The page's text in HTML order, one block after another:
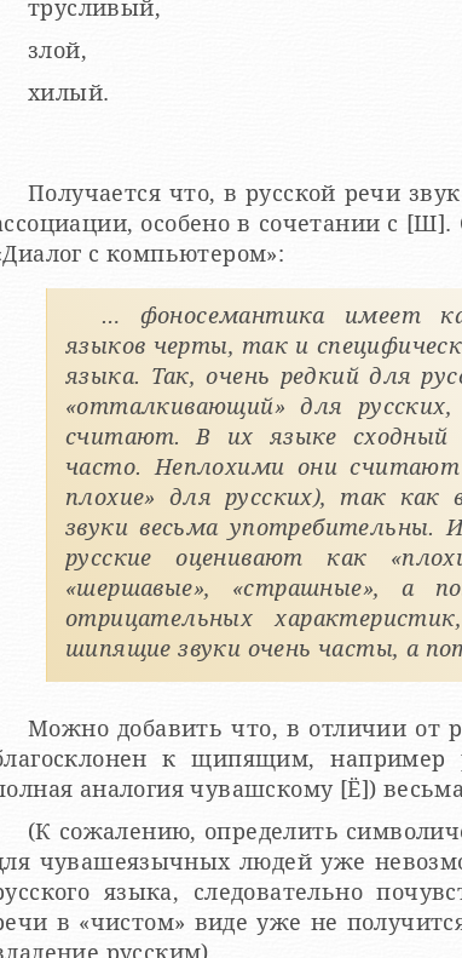
трусливый,
злой,
хилый.
Получается что, в русской речи
особено в сочетании с [Ш]. Отрывок из книги Журавлева А.П.
с компьютером»:
… фоносемантика имеет
языков черты, так и
языка. Так, очень редкий для
«отталкивающий» для
считают. В их языке сходный
часто. Неплохими они
плохие» для русских), так
звуки весьма
русские оценивают как
«шершавые», «страшные», а
отрицательных
шипящие звуки очень часты, а
Можно добавить что, в отличии от
к щипящим, например
аналогия чувашскому [Ё])
(К сожалению, определить
чувашеязычных людей уже
языка, следовательно
в «чистом» виде уже не
русским).